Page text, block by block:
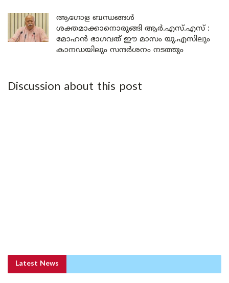
ആഗോള ബന്ധങ്ങൾ
ശക്തമാക്കാനൊരുങ്ങി ആർ.എസ്.എസ് :
മോഹൻ ഭാഗവത് ഈ മാസം യു.എസിലും
കാനഡയിലും സന്ദർശനം നടത്തും
Discussion about this post
Latest News